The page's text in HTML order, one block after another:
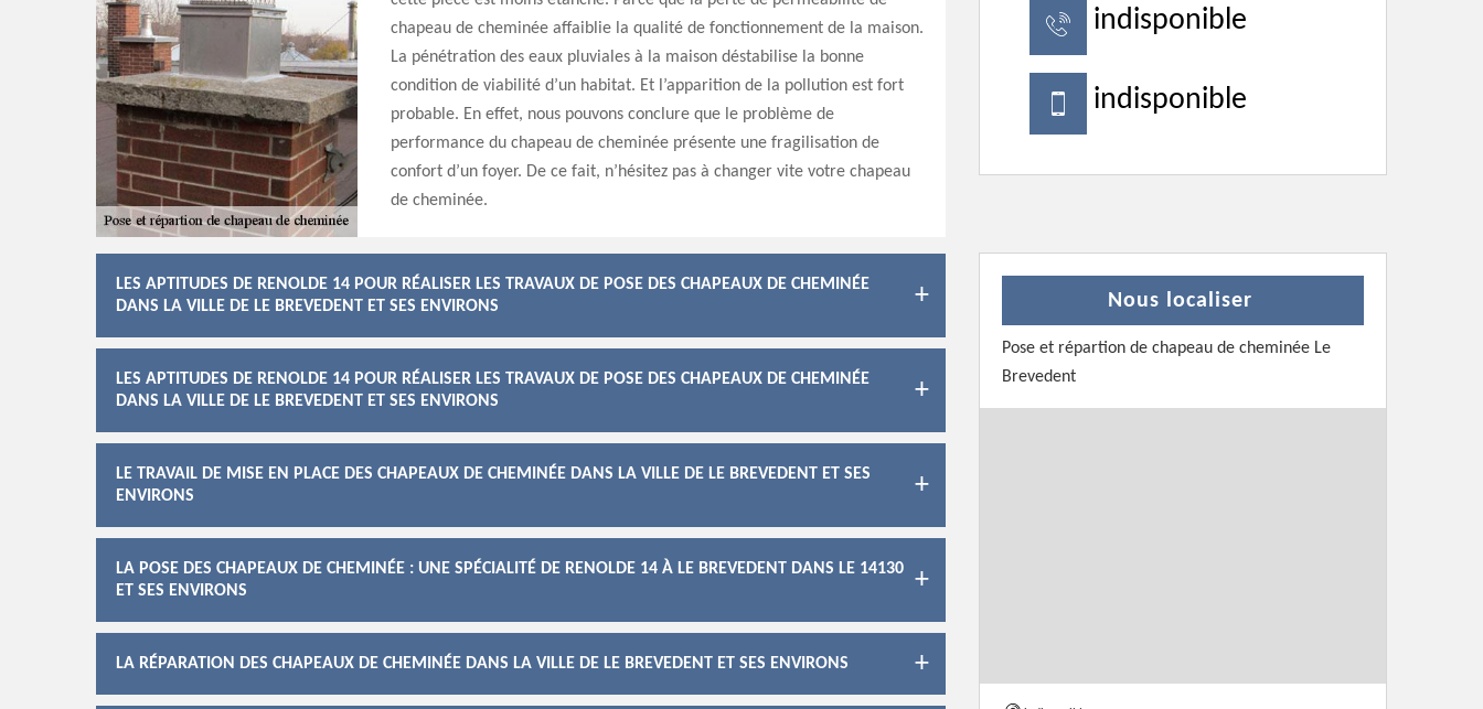
chapeau de cheminée affaiblie la qualité de fonctionnement de la maison.
La pénétration des eaux pluviales à la maison déstabilise la bonne
condition de viabilité d’un habitat. Et l’apparition de la pollution est fort
probable. En effet, nous pouvons conclure que le problème de
performance du chapeau de cheminée présente une fragilisation de
confort d’un foyer. De ce fait, n’hésitez pas à changer vite votre chapeau
de cheminée.
LES APTITUDES DE RENOLDE 14 POUR RÉALISER LES TRAVAUX DE POSE DES CHAPEAUX DE CHEMINÉE
DANS LA VILLE DE LE BREVEDENT ET SES ENVIRONS
LES APTITUDES DE RENOLDE 14 POUR RÉALISER LES TRAVAUX DE POSE DES CHAPEAUX DE CHEMINÉE
DANS LA VILLE DE LE BREVEDENT ET SES ENVIRONS
LE TRAVAIL DE MISE EN PLACE DES CHAPEAUX DE CHEMINÉE DANS LA VILLE DE LE BREVEDENT ET SES
ENVIRONS
LA POSE DES CHAPEAUX DE CHEMINÉE : UNE SPÉCIALITÉ DE RENOLDE 14 À LE BREVEDENT DANS LE 14130
ET SES ENVIRONS
LA RÉPARATION DES CHAPEAUX DE CHEMINÉE DANS LA VILLE DE LE BREVEDENT ET SES ENVIRONS
indisponible
indisponible
Nous localiser
Pose et répartion de chapeau de cheminée Le
Brevedent